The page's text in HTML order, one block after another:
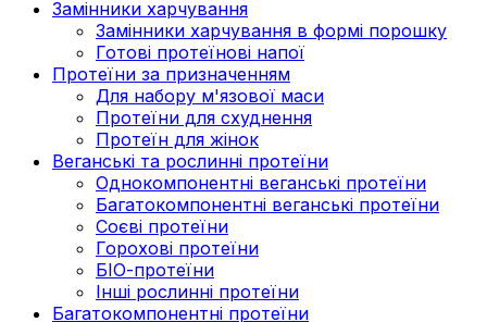
Замінники харчування
Замінники харчування в формі порошку
Готові протеїнові напої
Протеїни за призначенням
Для набору м'язової маси
Протеїни для схуднення
Протеїн для жінок
Веганські та рослинні протеїни
Однокомпонентні веганські протеїни
Багатокомпонентні веганські протеїни
Cоєві протеїни
Горохові протеїни
БІО-протеїни
Інші рослинні протеїни
Багатокомпонентні протеїни